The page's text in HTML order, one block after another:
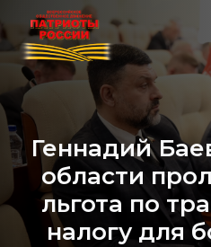
Геннадий
области
льгота по
налогу для